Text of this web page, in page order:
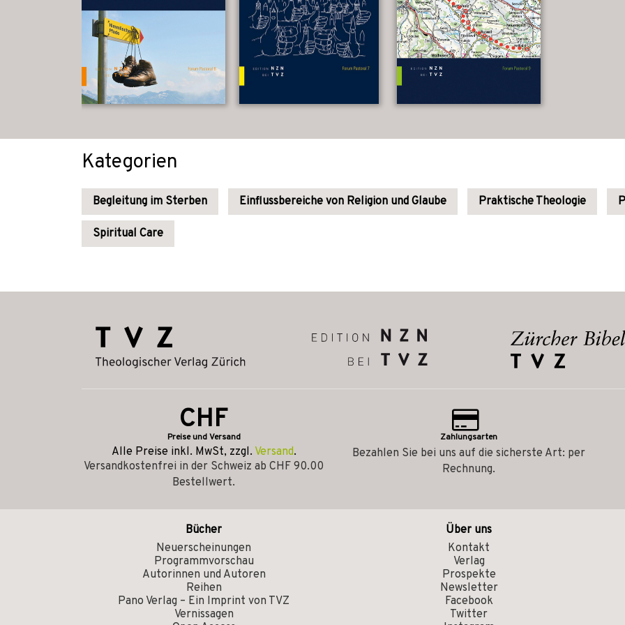
Kategorien
Begleitung im Sterben Einflussbereiche von Religion und Glaube Praktische Theologie
Spiritual Care
CHF
Preise und Versand
Alle Preise inkl. MwSt, zzgl. Versand.
Versandkostenfrei in der Schweiz ab CHF 90.00
Bestellwert.
Zahlungsarten
Bezahlen Sie bei uns auf die sicherste Art: per
Rechnung.
Bücher
Neuerscheinungen
Programmvorschau
Autorinnen und Autoren
Reihen
Pano Verlag – Ein Imprint von TVZ
Vernissagen
Über uns
Kontakt
Verlag
Prospekte
Newsletter
Facebook
Twitter